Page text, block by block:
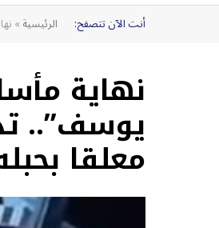
أنت الآن تتصفح: الرئيسية»
نهاية
يوسف”..
معلقا